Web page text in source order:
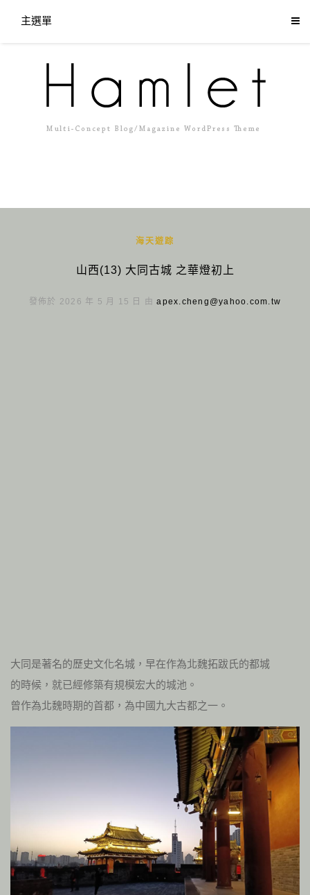
主選單
海天遊踪
山西(13) 大同古城 之華燈初上
發佈於 2026 年 5 月 15 日 由apex.cheng@yahoo.com.tw
大同是著名的歷史文化名城，早在作為北魏拓跋氏的都城
的時候，就已經修築有規模宏大的城池。
曾作為北魏時期的首都，為中國九大古都之一。